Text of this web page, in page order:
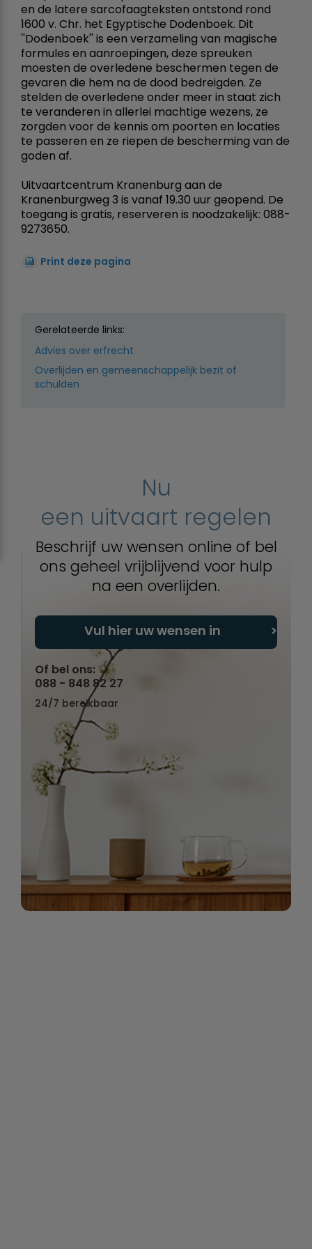
en de latere sarcofaagteksten ontstond rond
1600 v. Chr. het Egyptische Dodenboek. Dit
''Dodenboek'' is een verzameling van magische
formules en aanroepingen, deze spreuken
moesten de overledene beschermen tegen de
gevaren die hem na de dood bedreigden. Ze
stelden de overledene onder meer in staat zich
te veranderen in allerlei machtige wezens, ze
zorgden voor de kennis om poorten en locaties
te passeren en ze riepen de bescherming van de
goden af. 
Uitvaartcentrum Kranenburg aan de
Kranenburgweg 3 is vanaf 19.30 uur geopend. De
toegang is gratis, reserveren is noodzakelijk: 088-
9273650.
Print deze pagina
Gerelateerde links:
Advies over erfrecht
Overlijden en gemeenschappelijk bezit of
schulden
Nu
een uitvaart regelen
Beschrijf uw wensen online of bel
ons geheel vrijblijvend voor hulp
na een overlijden.
Vul hier uw wensen in
Of bel ons:
088 - 848 82 27
24/7 bereikbaar